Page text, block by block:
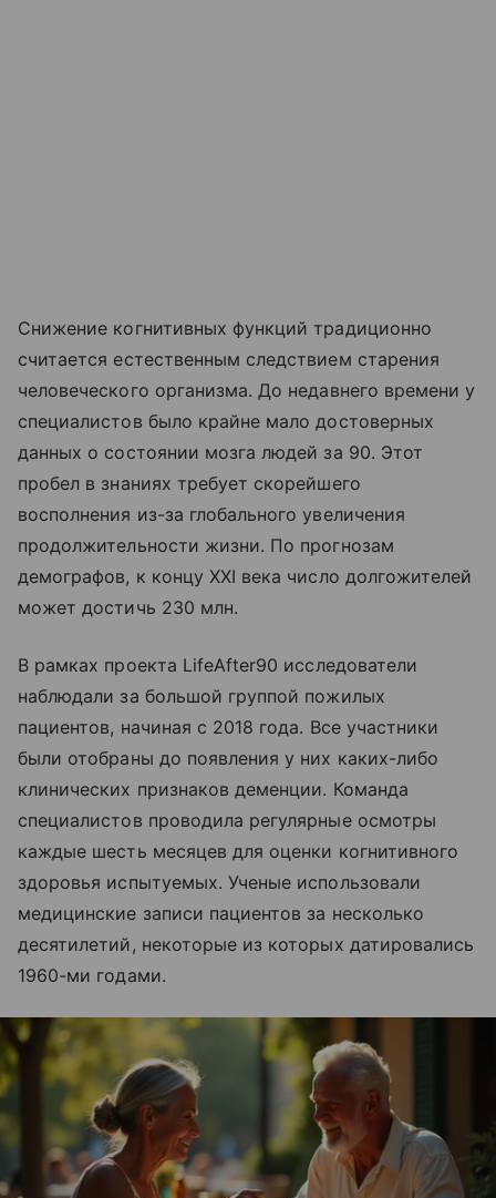
Снижение когнитивных функций традиционно
считается естественным следствием старения
человеческого организма. До недавнего времени у
специалистов было крайне мало достоверных
данных о состоянии мозга людей за 90. Этот
пробел в знаниях требует скорейшего
восполнения из-за глобального увеличения
продолжительности жизни. По прогнозам
демографов, к концу XXI века число долгожителей
может достичь 230 млн.
В рамках проекта LifeAfter90 исследователи
наблюдали за большой группой пожилых
пациентов, начиная с 2018 года. Все участники
были отобраны до появления у них каких-либо
клинических признаков деменции. Команда
специалистов проводила регулярные осмотры
каждые шесть месяцев для оценки когнитивного
здоровья испытуемых. Ученые использовали
медицинские записи пациентов за несколько
десятилетий, некоторые из которых датировались
1960-ми годами.